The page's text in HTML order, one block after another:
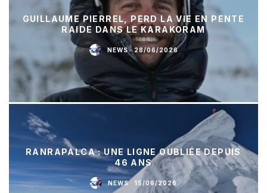
GUILLAUME PIERREL, PERD LA VIE EN PENTE
RAIDE DANS LE KARAKORAM
NEWS · 28/06/2026
RANRAPALCA : UNE LIGNE OUBLIÉE DEPUIS
46 ANS
NEWS · 15/06/2026